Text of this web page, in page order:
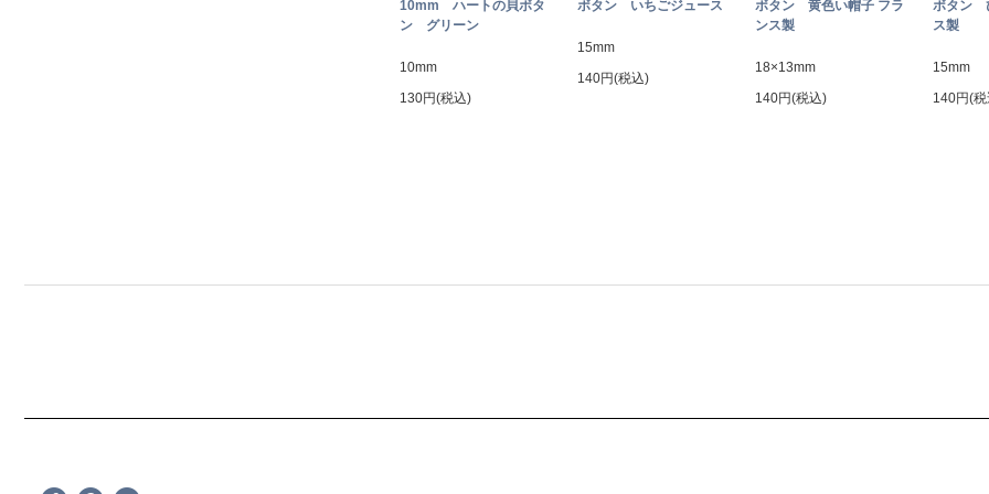
10mm ハートの貝ボタ
ン グリーン
10mm
130円(税込)
ボタン いちごジュース
15mm
140円(税込)
ボタン 黄色い帽子 フラ
ンス製
18×13mm
140円(税込)
ボタン
ス製
15mm
140円(